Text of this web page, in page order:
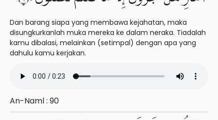
Dan barang siapa yang membawa kejahatan, maka
disungkurkanlah muka mereka ke dalam neraka. Tiadalah
kamu dibalasi, melainkan (setimpal) dengan apa yang
dahulu kamu kerjakan.
An-Naml : 90